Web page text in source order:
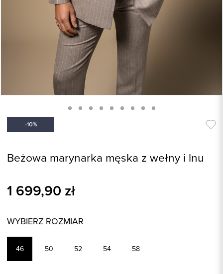
Beżowa marynarka męska z wełny i lnu
1 699,90 zł
WYBIERZ ROZMIAR
46 50 52 54 58